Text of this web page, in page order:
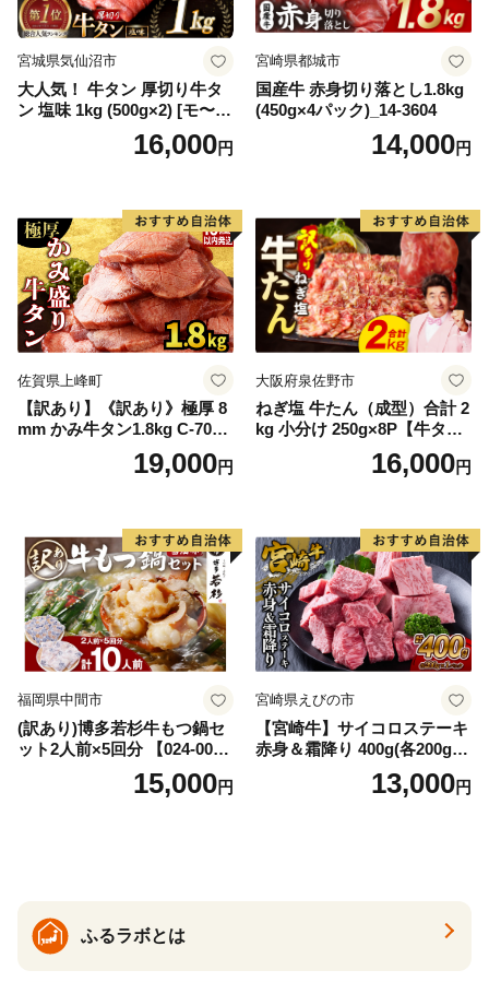
宮城県気仙沼市
大人気！ 牛タン 厚切り牛タ
ン 塩味 1kg (500g×2) [モ〜ラ
ンド 宮城県 気仙沼市 205646
60] 肉 牛肉 精肉 牛たん 牛タ
厚切り タン
16,000円
宮崎県都城市
国産牛 赤身切り落とし1.8kg
(450g×4パック)_14-3604
14,000円
佐賀県上峰町
【訳あり】《訳あり》極厚 8
mm かみ牛タン1.8kg C-709-
19,000円
大阪府泉佐野市
ねぎ塩 牛たん（成型）合計 2
kg 小分け 250g×8P【牛タン
牛肉 焼肉用 薄切り 訳あり サ
16,000円
福岡県中間市
(訳あり)博多若杉牛もつ鍋セ
ット2人前×5回分 【024-002
15,000円
宮崎県えびの市
【宮崎牛】サイコロステーキ
赤身＆霜降り 400g(各200g×
１P 計2P) 真空パック 冷凍
13,000円
ふるラボとは